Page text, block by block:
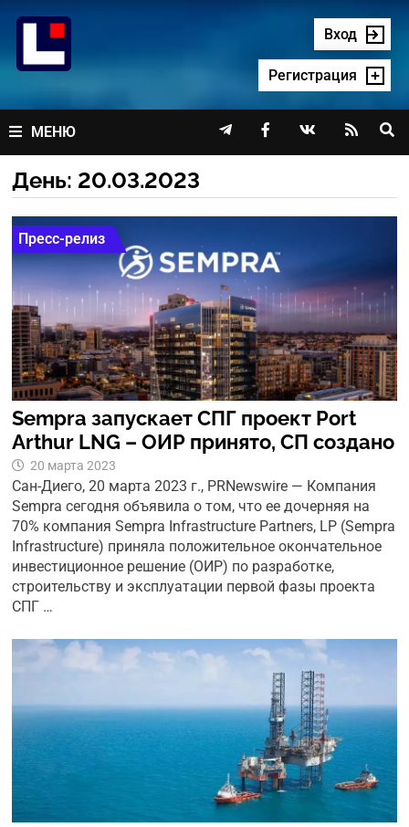
содержимому
Вход
Регистрация
МЕНЮ    
День: 20.03.2023
Пресс-релиз
Sempra запускает СПГ проект Port
Arthur LNG – ОИР принято, СП создано
20 марта 2023
Сан-Диего, 20 марта 2023 г., PRNewswire — Компания
Sempra сегодня объявила о том, что ее дочерняя на
70% компания Sempra Infrastructure Partners, LP (Sempra
Infrastructure) приняла положительное окончательное
инвестиционное решение (ОИР) по разработке,
строительству и эксплуатации первой фазы проекта
СПГ …